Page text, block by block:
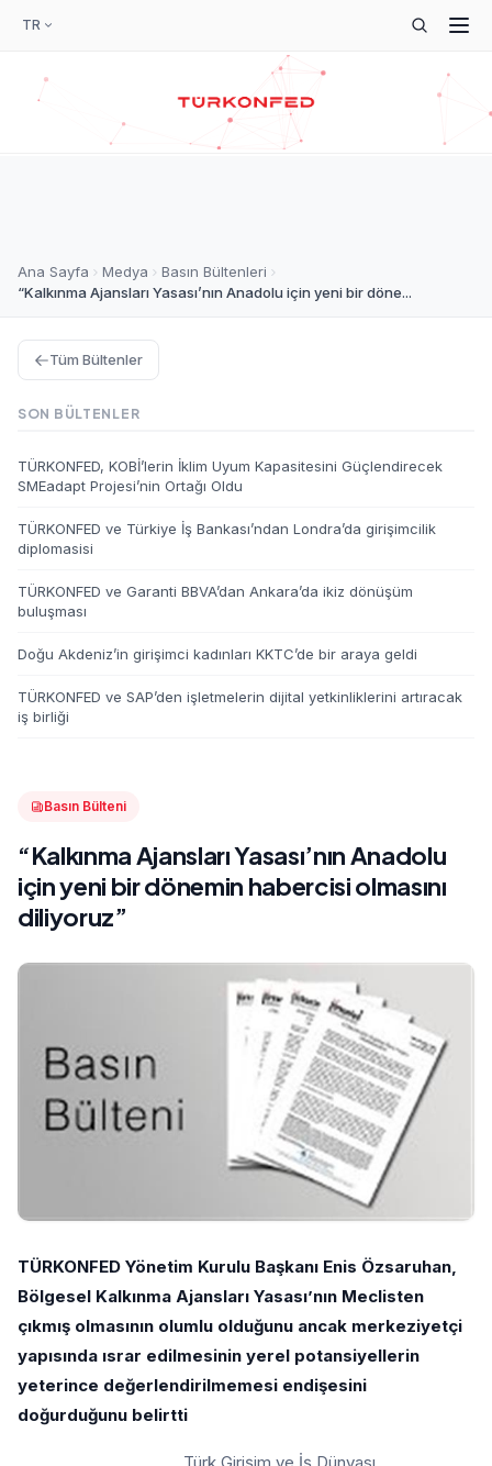
TR
Ana Sayfa Medya
Basın Bültenleri
“Kalkınma Ajansları Yasası’nın Anadolu için yeni bir döne...
Basın Bülteni
“Kalkınma Ajansları Yasası’nın Anadolu
için yeni bir dönemin habercisi olmasını
diliyoruz”
TÜRKONFED Yönetim Kurulu Başkanı Enis Özsaruhan,
Bölgesel Kalkınma Ajansları Yasası’nın Meclisten
çıkmış olmasının olumlu olduğunu ancak merkeziyetçi
yapısında ısrar edilmesinin yerel potansiyellerin
yeterince değerlendirilmemesi endişesini
doğurduğunu belirtti
Tüm Bültenler
SON BÜLTENLER
TÜRKONFED, KOBİ’lerin İklim Uyum Kapasitesini Güçlendirecek
SMEadapt Projesi’nin Ortağı Oldu
TÜRKONFED ve Türkiye İş Bankası’ndan Londra’da girişimcilik
diplomasisi
TÜRKONFED ve Garanti BBVA’dan Ankara’da ikiz dönüşüm
buluşması
Doğu Akdeniz’in girişimci kadınları KKTC’de bir araya geldi
TÜRKONFED ve SAP’den işletmelerin dijital yetkinliklerini artıracak
iş birliği